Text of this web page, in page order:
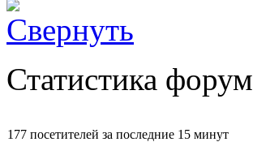
Статистика
177 посетителей за последние 15 минут